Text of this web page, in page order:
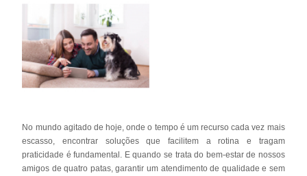
No mundo agitado de hoje, onde o tempo é um recurso cada vez mais
escasso, encontrar soluções que facilitem a rotina e tragam
praticidade é fundamental. E quando se trata do bem-estar de nossos
amigos de quatro patas, garantir um atendimento de qualidade e sem